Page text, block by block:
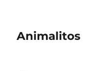
Animalitos